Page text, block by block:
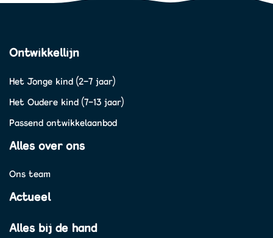
Ontwikkellijn
Het Jonge kind (2-7 jaar)
Het Oudere kind (7-13 jaar)
Passend ontwikkelaanbod
Alles over ons
Ons team
Actueel
Alles bij de hand